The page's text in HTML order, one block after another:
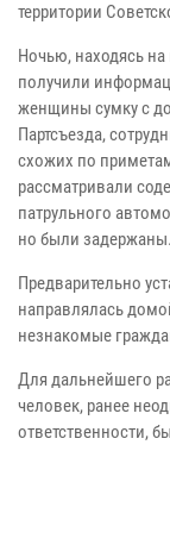
территории
Ночью, находясь
получили
женщины сумку с
Партсъезда,
схожих по
рассматривали
патрульного
но были задержаны.
Предварительно
направлялась
незнакомые
Для дальнейшего
человек, ранее
ответственности,